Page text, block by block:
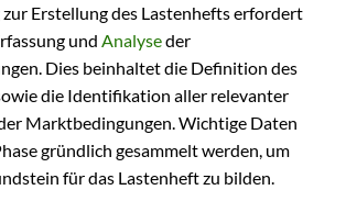
Erstellung des Lastenhefts erfordert
und Analyseder
Dies beinhaltet die Definition des
die Identifikation aller relevanter
Marktbedingungen. Wichtige Daten
gründlich gesammelt werden, um
für das Lastenheft zu bilden.